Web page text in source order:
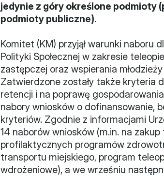
jedynie z góry określone
podmioty publiczne).
Komitet (KM) przyjął warunki naboru
Polityki Społecznej w zakresie
zastępczej oraz wspierania
Zatwierdzone zostały także kryteria
retencji i na poprawę
nabory wniosków o dofinansowanie,
kryteriów. Zgodnie z informacjami
14 naborów wniosków (m.in. na
profilaktycznych programów
transportu miejskiego, program
wdrożeniowe), a we wrześniu